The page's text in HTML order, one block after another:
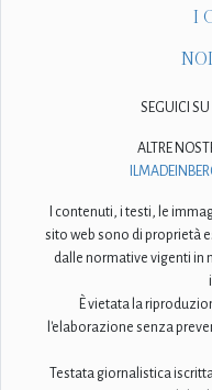
I
SEGUICI SU
ALTRE
I contenuti, i testi, le
sito web sono di proprietà
dalle normative vigenti in
È vietata la
l'elaborazione senza
Testata giornalistica